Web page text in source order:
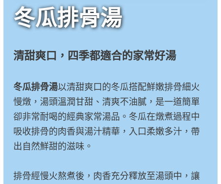
冬瓜排骨湯
清甜爽口，四季都適合的家常好湯
冬瓜排骨湯以清甜爽口的冬瓜搭配鮮嫩排骨細火
慢燉，湯頭溫潤甘甜、清爽不油膩，是一道簡單
卻非常耐喝的經典家常湯品。冬瓜在燉煮過程中
吸收排骨的肉香與湯汁精華，入口柔嫩多汁，帶
出自然鮮甜的滋味。
排骨經慢火熬煮後，肉香充分釋放至湯頭中，讓